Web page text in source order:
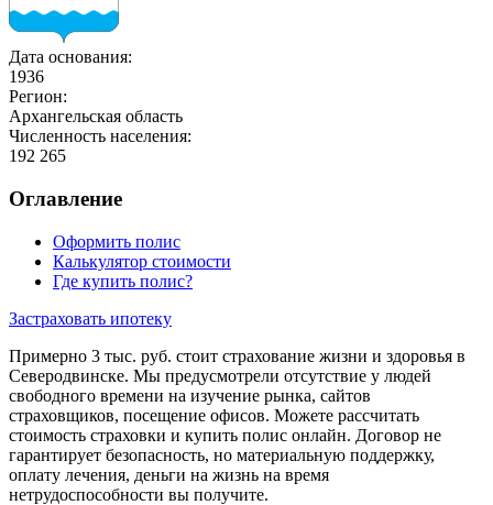
Дата основания:
1936
Регион:
Архангельская область
Численность населения:
192 265
Оглавление
Оформить полис
Калькулятор стоимости
Где купить полис?
Застраховать ипотеку
Примерно 3 тыс. руб. стоит страхование жизни и здоровья в
Северодвинске. Мы предусмотрели отсутствие у людей
свободного времени на изучение рынка, сайтов
страховщиков, посещение офисов. Можете рассчитать
стоимость страховки и купить полис онлайн. Договор не
гарантирует безопасность, но материальную поддержку,
оплату лечения, деньги на жизнь на время
нетрудоспособности вы получите.